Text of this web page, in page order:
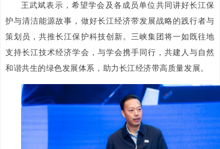
王武斌表示，希望学会及各成员单位共同讲好长江保
护与清洁能源故事，做好长江经济带发展战略的践行者与
策划员，共推长江保护科技创新。三峡集团将一如既往地
支持长江技术经济学会，与学会携手同行，共建人与自然
和谐共生的绿色发展体系，助力长江经济带高质量发展。